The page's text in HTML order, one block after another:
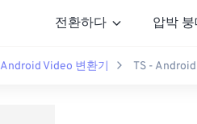
전환하다 압박
Android Video 변환기 TS -